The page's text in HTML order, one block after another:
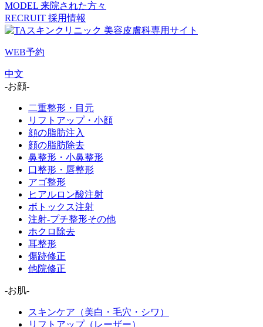
MODEL 来院された方々
RECRUIT 採用情報
WEB予約
中文
-お顔-
二重整形・目元
リフトアップ・小顔
顔の脂肪注入
顔の脂肪除去
鼻整形・小鼻整形
口整形・唇整形
アゴ整形
ヒアルロン酸注射
ボトックス注射
注射-プチ整形その他
ホクロ除去
耳整形
傷跡修正
他院修正
-お肌-
スキンケア（美白・毛穴・シワ）
リフトアップ（レーザー）